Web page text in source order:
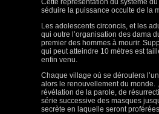
Cette représentation du système
séduire la puissance occulte de la
Les adolescents circoncis, et les
qui outre l’organisation des dama
premier des hommes à mourir.
qui peut atteindre 10 mètres est
enfin venu.
Chaque village où se déroulera
alors le renouvellement du monde.
révélation de la parole, de
série successive des masques
secrète en laquelle seront